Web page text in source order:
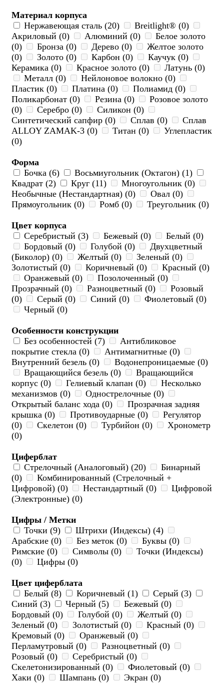
Материал корпуса
Нержавеющая сталь (20)
Breitlight® (0)
Акриловый (0)
Алюминий (0)
Белое золото
(0)
Бронза (0) Дерево (0)
Желтое золото
(0)
Золото (0) Карбон (0)
Каучук (0)
Керамика (0)
Красное золото (0)
Латунь (0)
Металл (0)
Нейлоновое волокно (0)
Пластик (0)
Платина (0)
Полиамид (0)
Поликарбонат (0)
Резина (0)
Розовое золото
(0)
Серебро (0)
Силикон (0)
Синтетический сапфир (0)
Сплав (0)
Сплав
ALLOY ZAMAK-3 (0)
Титан (0)
Углепластик
(0)
Форма
Бочка (6)
Восьмиугольник (Октагон) (1)
Квадрат (2)
Круг (11)
Многоугольник (0)
Необычные (Нестандартная) (0)
Овал (0)
Прямоугольник (0)
Ромб (0) Треугольник (0)
Цвет корпуса
Серебристый (3)
Бежевый (0)
Белый (0)
Бордовый (0)
Голубой (0)
Двухцветный
(Биколор) (0)
Желтый (0)
Зеленый (0)
Золотистый (0)
Коричневый (0)
Красный (0)
Оранжевый (0)
Позолоченный (0)
Прозрачный (0)
Разноцветный (0)
Розовый
(0)
Серый (0) Синий (0)
Фиолетовый (0)
Черный (0)
Особенности конструкции
Без особенностей (7)
Антибликовое
покрытие стекла (0)
Антимагнитные (0)
Внутренний безель (0)
Водонепроницаемые (0)
Вращающийся безель (0)
Вращающийся
корпус (0)
Гелиевый клапан (0)
Несколько
механизмов (0)
Однострелочные (0)
Открытый баланс хода (0)
Прозрачная задняя
крышка (0)
Противоударные (0)
Регулятор
(0)
Скелетон (0) Турбийон (0)
Хронометр
(0)
Циферблат
Стрелочный (Аналоговый) (20)
Бинарный
(0)
Комбинированный (Стрелочный +
Цифровой) (0)
Нестандартный (0)
Цифровой
(Электронные) (0)
Цифры / Метки
Точки (9)
Штрихи (Индексы) (4)
Арабские (0)
Без меток (0)
Буквы (0)
Римские (0)
Символы (0)
Точки (Индексы)
(0)
Цифры (0)
Цвет циферблата
Белый (8)
Коричневый (1)
Серый (3)
Синий (3)
Черный (5)
Бежевый (0)
Бордовый (0)
Голубой (0)
Желтый (0)
Зеленый (0)
Золотистый (0)
Красный (0)
Кремовый (0)
Оранжевый (0)
Перламутровый (0)
Разноцветный (0)
Розовый (0)
Серебристый (0)
Скелетонизированный (0)
Фиолетовый (0)
Хаки (0)
Шампань (0) Экран (0)